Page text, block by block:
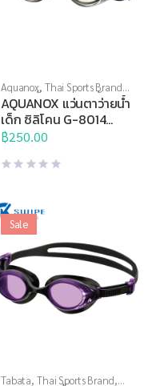
Aquanox, Thai Sports Brand,
กีฬาทางน้ำ,แว่นตาว่ายน้ำ,
แว่นตาว่ายน้ำทั่วไป,แว่นตาว่าย
น้ำสำหรับเด็ก
AQUANOX แว่นตาว่ายน้ำ
เด็ก ซิลิโคน G-8014
BASE
฿250.00
Sale
Tabata, Thai Sports Brand,